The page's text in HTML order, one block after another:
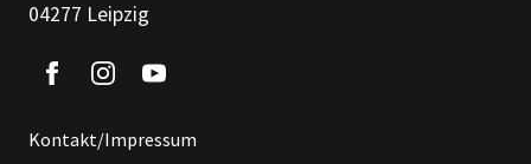
04277 Leipzig
Kontakt/Impressum